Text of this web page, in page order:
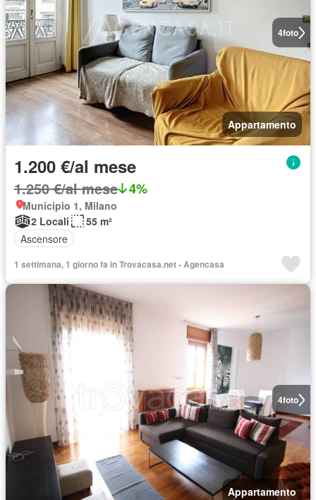
4foto
Appartamento
1.200 €/al mese
1.250 €/al mese 4%
Municipio 1, Milano
2 Locali
55 m²
Ascensore
1 settimana, 1 giorno fa in Trovacasa.net - Agencasa
4foto
Appartamento